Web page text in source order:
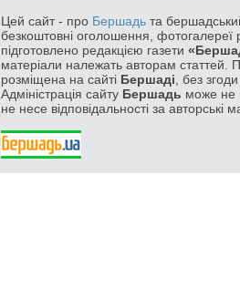
Цей сайт - про Бершадь та
безкоштовні оголошення, фотогалереї
підготовлено редакцією газети
матеріали належать авторам статтей.
розміщена на сайті Бершаді , без
Адміністрація сайту Бершадь може не
не несе відповідальності за авторські